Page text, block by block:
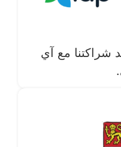
شراكتنا مع آي